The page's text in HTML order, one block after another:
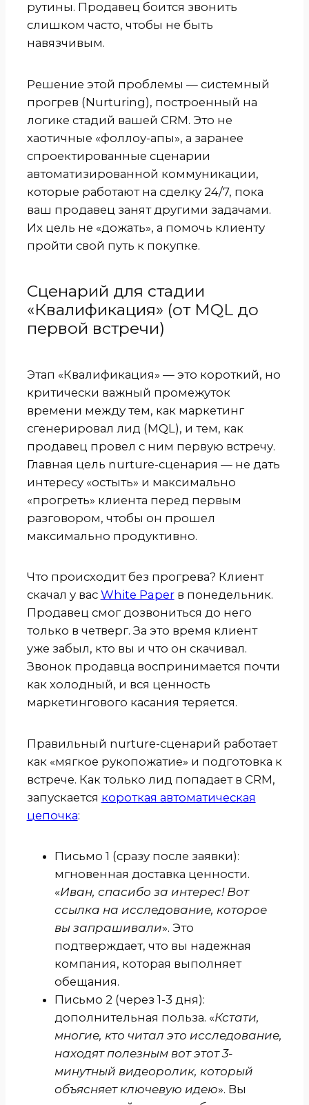
рутины. Продавец боится звонить
слишком часто, чтобы не быть
навязчивым.
Решение этой проблемы — системный
прогрев (Nurturing), построенный на
логике стадий вашей CRM. Это не
хаотичные «фоллоу-апы», а заранее
спроектированные сценарии
автоматизированной коммуникации,
которые работают на сделку 24/7, пока
ваш продавец занят другими задачами.
Их цель не «дожать», а помочь клиенту
пройти свой путь к покупке.
Сценарий для стадии
«Квалификация» (от MQL до
первой встречи)
Этап «Квалификация» — это короткий, но
критически важный промежуток
времени между тем, как маркетинг
сгенерировал лид (MQL), и тем, как
продавец провел с ним первую встречу.
Главная цель nurture-сценария — не дать
интересу «остыть» и максимально
«прогреть» клиента перед первым
разговором, чтобы он прошел
максимально продуктивно.
Что происходит без прогрева? Клиент
скачал у вас White Paperв понедельник.
Продавец смог дозвониться до него
только в четверг. За это время клиент
уже забыл, кто вы и что он скачивал.
Звонок продавца воспринимается почти
как холодный, и вся ценность
маркетингового касания теряется.
Правильный nurture-сценарий работает
как «мягкое рукопожатие» и подготовка к
встрече. Как только лид попадает в CRM,
запускается короткая автоматическая
цепочка:
Письмо 1 (сразу после заявки):
мгновенная доставка ценности.
«Иван, спасибо за интерес! Вот
ссылка на исследование, которое
вы запрашивали». Это
подтверждает, что вы надежная
компания, которая выполняет
обещания.
Письмо 2 (через 1-3 дня):
дополнительная польза. «Кстати,
многие, кто читал это исследование,
находят полезным вот этот 3-
минутный видеоролик, который
объясняет ключевую идею». Вы